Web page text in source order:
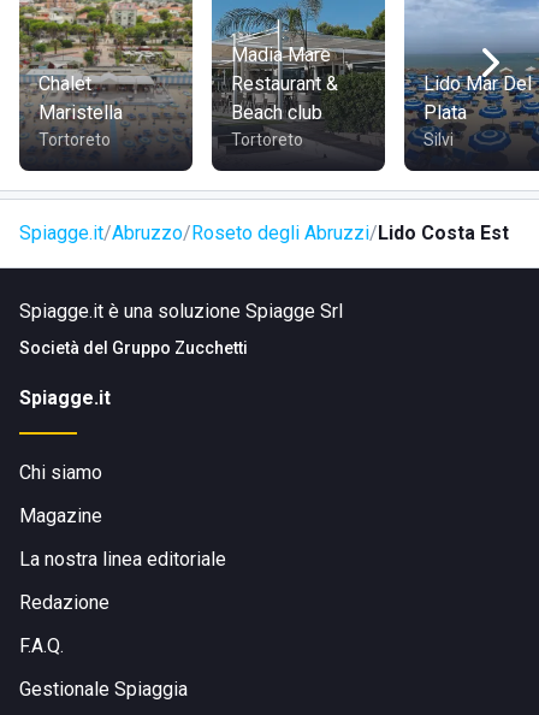
del paese, oltre ai numerosi cespugli di rose.
Chalet
Maristella
Tortoreto
Madia Mare
Restaurant &
Beach club
Tortoreto
Lido Mar Del
Plata
Silvi
Spiagge.it Abruzzo Roseto degli Abruzzi Lido Costa Est
Spiagge.it è una soluzione Spiagge Srl
Società del Gruppo Zucchetti
Spiagge.it
Chi siamo
Magazine
La nostra linea editoriale
Redazione
F.A.Q.
Gestionale Spiaggia